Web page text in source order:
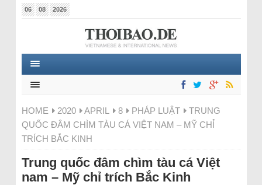
06 08 2026
HOME 2020 APRIL 8 PHÁP LUẬT
TRUNG
QUỐC ĐÂM CHÌM TÀU CÁ VIỆT NAM – MỸ CHỈ
TRÍCH BẮC KINH
Trung quốc đâm chìm tàu cá Việt
nam – Mỹ chỉ trích Bắc Kinh